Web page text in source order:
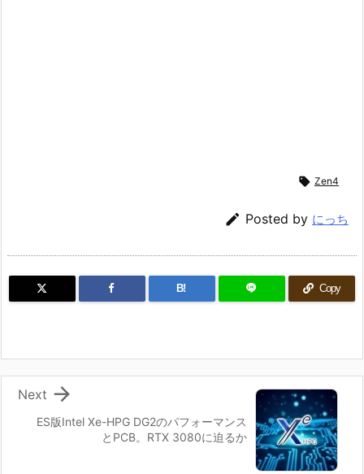
 Zen4
 Posted by にっち
B! Copy
ES版Intel Xe-HPG DG2のパフォーマンス
とPCB。RTX 3080に迫るか

Next